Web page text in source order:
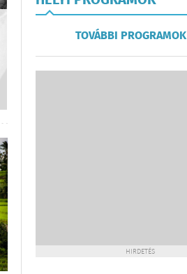
TOVÁBBI PROGRAMOK
HIRDETÉS